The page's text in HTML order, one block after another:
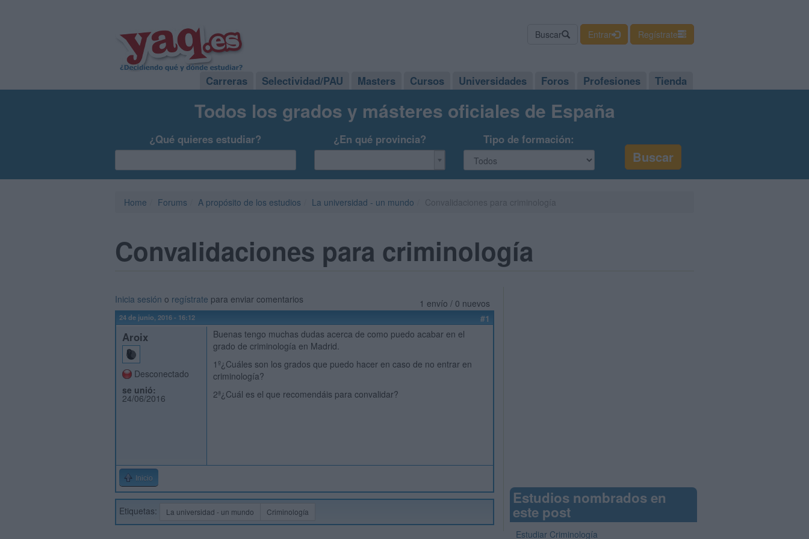
Buscar Entrar Regístrate
Carreras Selectividad/PAU Masters Cursos Universidades Foros Profesiones Tienda
Todos los grados y másteres oficiales de España
¿Qué quieres estudiar? ¿En qué provincia? Tipo de formación:
Home Forums A propósito de los estudios La universidad - un mundo
Convalidaciones para criminología
1 envío / 0 nuevos
Inicia sesión o regístrate para enviar comentarios
24 de junio, 2016 - 16:12 #1
Aroix
Desconectado
se unió:
24/06/2016
Buenas tengo muchas dudas acerca de como puedo acabar en el
grado de criminología en Madrid.
1º¿Cuáles son los grados que puedo hacer en caso de no entrar en
criminología?
2ª¿Cuál es el que recomendáis para convalidar?
Inicio
Etiquetas: La universidad - un mundo Criminología
Estudios nombrados en
este post
Estudiar Criminología